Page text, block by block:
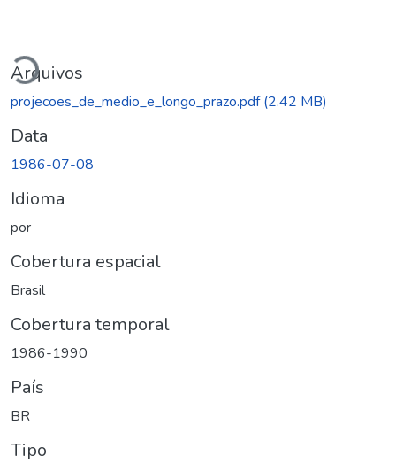
Carregando...
Arquivos
projecoes_de_medio_e_longo_prazo.pdf(2.42 MB)
Data
1986-07-08
Idioma
por
Cobertura espacial
Brasil
Cobertura temporal
1986-1990
País
BR
Tipo